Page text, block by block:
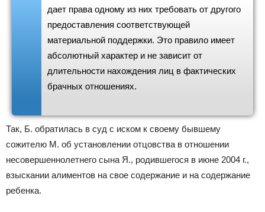
дает права одному из них требовать от другого
предоставления соответствующей
материальной поддержки. Это правило имеет
абсолютный характер и не зависит от
длительности нахождения лиц в фактических
брачных отношениях.
Так, Б. обратилась в суд с иском к своему бывшему
сожителю М. об установлении отцовства в отношении
несовершеннолетнего сына Я., родившегося в июне 2004 г.,
взыскании алиментов на свое содержание и на содержание
ребенка.